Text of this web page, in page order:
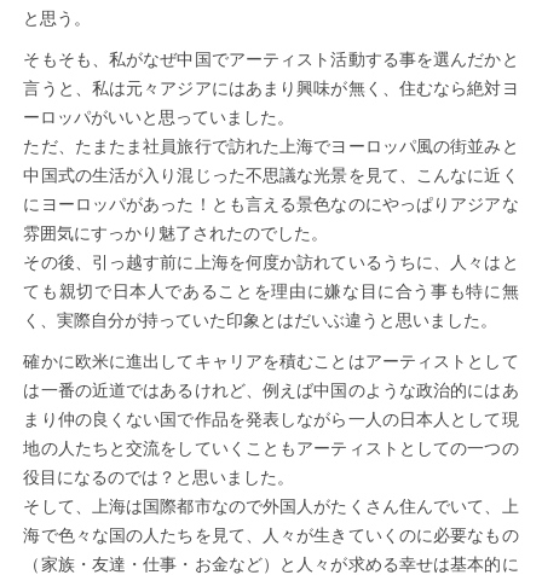
と思う。
そもそも、私がなぜ中国でアーティスト活動する事を選んだかと
言うと、私は元々アジアにはあまり興味が無く、住むなら絶対ヨ
ーロッパがいいと思っていました。
ただ、たまたま社員旅行で訪れた上海でヨーロッパ風の街並みと
中国式の生活が入り混じった不思議な光景を見て、こんなに近く
にヨーロッパがあった！とも言える景色なのにやっぱりアジアな
雰囲気にすっかり魅了されたのでした。
その後、引っ越す前に上海を何度か訪れているうちに、人々はと
ても親切で日本人であることを理由に嫌な目に合う事も特に無
く、実際自分が持っていた印象とはだいぶ違うと思いました。
確かに欧米に進出してキャリアを積むことはアーティストとして
は一番の近道ではあるけれど、例えば中国のような政治的にはあ
まり仲の良くない国で作品を発表しながら一人の日本人として現
地の人たちと交流をしていくこともアーティストとしての一つの
役目になるのでは？と思いました。
そして、上海は国際都市なので外国人がたくさん住んでいて、上
海で色々な国の人たちを見て、人々が生きていくのに必要なもの
（家族・友達・仕事・お金など）と人々が求める幸せは基本的に